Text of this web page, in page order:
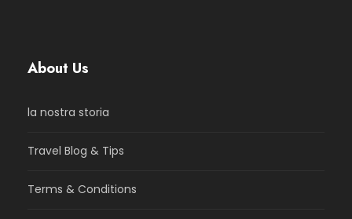
About Us
la nostra storia
Travel Blog & Tips
Terms & Conditions